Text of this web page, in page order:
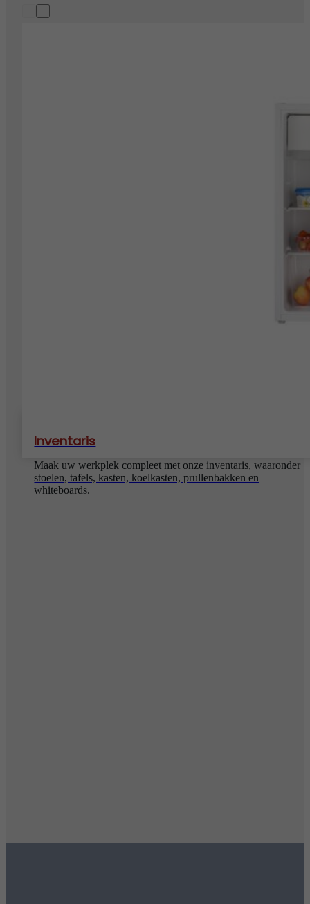
Inventaris
Maak uw werkplek compleet met onze inventaris, waaronder
stoelen, tafels, kasten, koelkasten, prullenbakken en
whiteboards.